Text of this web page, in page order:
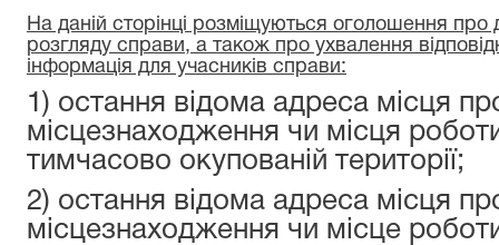
На даній сторінці розміщуються оголошення про
розгляду справи, а також про ухвалення
інформація для учасників справи:
1) остання відома адреса місця
місцезнаходження чи місця
тимчасово окупованій території;
2) остання відома адреса місця
місцезнаходження чи місце